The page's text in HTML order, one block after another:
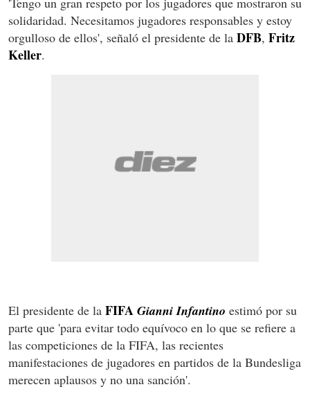
solidaridad. Necesitamos jugadores responsables y estoy
orgulloso de ellos', señaló el presidente de la DFB, Fritz
Keller.
El presidente de la FIFA Gianni Infantino estimó por su
parte que 'para evitar todo equívoco en lo que se refiere a
las competiciones de la FIFA, las recientes
manifestaciones de jugadores en partidos de la Bundesliga
merecen aplausos y no una sanción'.